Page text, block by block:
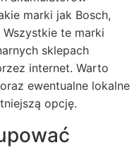
marki jak Bosch,
te marki
sklepach
internet. Warto
ewentualne lokalne
opcję.